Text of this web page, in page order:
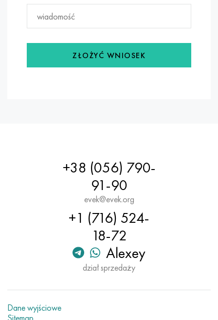
ZŁOŻYĆ WNIOSEK
+38 (056) 790-
91-90
evek@evek.org
+1 (716) 524-
18-72
Alexey
dział sprzedaży
Dane wyjściowe